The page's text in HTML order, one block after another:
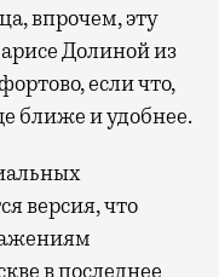
впрочем, эту
Долиной из
если что,
ближе и удобнее.
версия, что
в последнее